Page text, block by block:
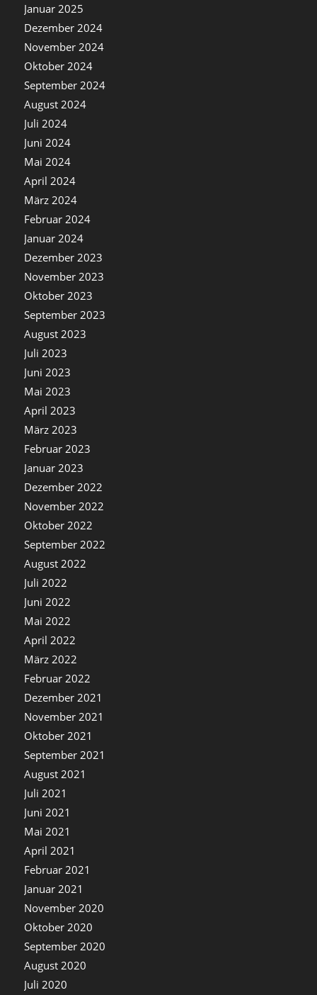
Januar 2025
Dezember 2024
November 2024
Oktober 2024
September 2024
August 2024
Juli 2024
Juni 2024
Mai 2024
April 2024
März 2024
Februar 2024
Januar 2024
Dezember 2023
November 2023
Oktober 2023
September 2023
August 2023
Juli 2023
Juni 2023
Mai 2023
April 2023
März 2023
Februar 2023
Januar 2023
Dezember 2022
November 2022
Oktober 2022
September 2022
August 2022
Juli 2022
Juni 2022
Mai 2022
April 2022
März 2022
Februar 2022
Dezember 2021
November 2021
Oktober 2021
September 2021
August 2021
Juli 2021
Juni 2021
Mai 2021
April 2021
Februar 2021
Januar 2021
November 2020
Oktober 2020
September 2020
August 2020
Juli 2020